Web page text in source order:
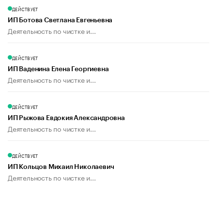
ДЕЙСТВУЕТ
ИП Ботова Светлана Евгеньевна
Деятельность по чистке и...
ДЕЙСТВУЕТ
ИП Ваденина Елена Георгиевна
Деятельность по чистке и...
ДЕЙСТВУЕТ
ИП Рыжова Евдокия Александровна
Деятельность по чистке и...
ДЕЙСТВУЕТ
ИП Кольцов Михаил Николаевич
Деятельность по чистке и...